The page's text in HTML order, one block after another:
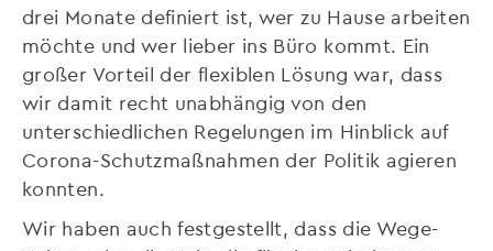
drei Monate definiert ist, wer zu Hause arbeiten
möchte und wer lieber ins Büro kommt. Ein
großer Vorteil der flexiblen Lösung war, dass
wir damit recht unabhängig von den
unterschiedlichen Regelungen im Hinblick auf
Corona-Schutzmaßnahmen der Politik agieren
konnten.
Wir haben auch festgestellt, dass die Wege-